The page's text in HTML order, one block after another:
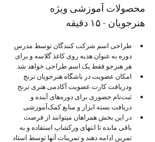
محصولات آموزشی ویژه
هنرجویان - ۱۵ دقیقه
طراحی اسم شرکت کنندگان توسط مدرس
دوره به عنوان هدیه روی کاغذ گلاسه و برای
هر هنرجو فقط یک اسم طراحی خواهد شد.
امکان عضویت در باشگاه هنرجویان ترنج
ودریافت کارت عضویت آکادمی هنری ترنج
ثبت‌نام حضوری برای دوره‌های آینده و
دریافت بسته ابزار و منابع کمک‌آموزشی
در این بخش همراهان میتوانند از فرصت
باقی مانده تا انتهای ورکشاپ استفاده و به
تمرین ادامه دهند و تمرینات آنها توسط استاد